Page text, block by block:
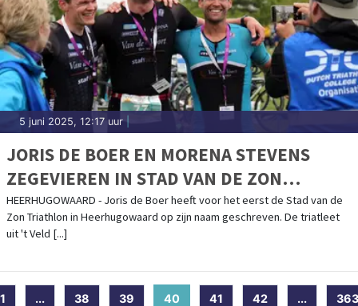
5 juni 2025, 12:17 uur
JORIS DE BOER EN MORENA STEVENS
ZEGEVIEREN IN STAD VAN DE ZON
TRIATHLON
HEERHUGOWAARD - Joris de Boer heeft voor het eerst de Stad van de
Zon Triathlon in Heerhugowaard op zijn naam geschreven. De triatleet
uit 't Veld [...]
1 ... 38 39 40 (current)
41 42 ... 363